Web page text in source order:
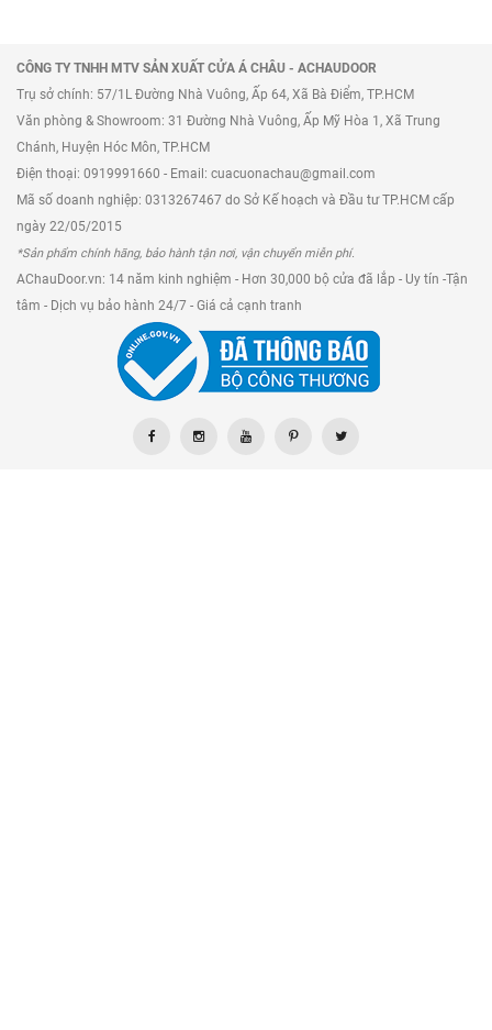
CÔNG TY TNHH MTV SẢN XUẤT CỬA Á CHÂU - ACHAUDOOR
Trụ sở chính: 57/1L Đường Nhà Vuông, Ấp 64, Xã Bà Điểm, TP.HCM
Văn phòng & Showroom: 31 Đường Nhà Vuông, Ấp Mỹ Hòa 1, Xã Trung
Chánh, Huyện Hóc Môn, TP.HCM
Điện thoại: 0919991660 - Email: cuacuonachau@gmail.com
Mã số doanh nghiệp: 0313267467 do Sở Kế hoạch và Đầu tư TP.HCM cấp
ngày 22/05/2015
*Sản phẩm chính hãng, bảo hành tận nơi, vận chuyển miễn phí.
AChauDoor.vn: 14 năm kinh nghiệm - Hơn 30,000 bộ cửa đã lắp - Uy tín -Tận
tâm - Dịch vụ bảo hành 24/7 - Giá cả cạnh tranh